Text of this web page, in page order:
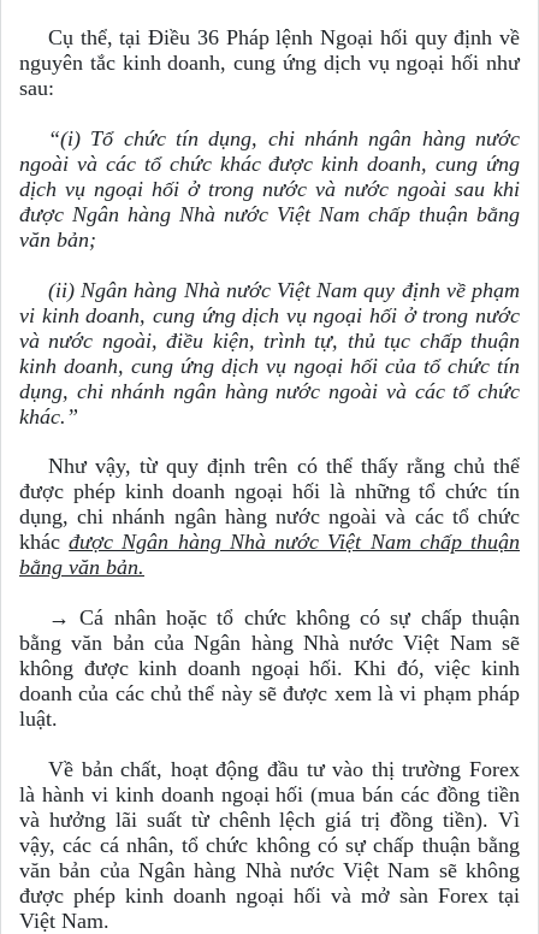
Cụ thể, tại Điều 36 Pháp lệnh Ngoại hối quy định về
nguyên tắc kinh doanh, cung ứng dịch vụ ngoại hối như
sau:
“(i) Tổ chức tín dụng, chi nhánh ngân hàng nước
ngoài và các tổ chức khác được kinh doanh, cung ứng
dịch vụ ngoại hối ở trong nước và nước ngoài sau khi
được Ngân hàng Nhà nước Việt Nam chấp thuận bằng
văn bản;
(ii) Ngân hàng Nhà nước Việt Nam quy định về phạm
vi kinh doanh, cung ứng dịch vụ ngoại hối ở trong nước
và nước ngoài, điều kiện, trình tự, thủ tục chấp thuận
kinh doanh, cung ứng dịch vụ ngoại hối của tổ chức tín
dụng, chi nhánh ngân hàng nước ngoài và các tổ chức
khác.”
Như vậy, từ quy định trên có thể thấy rằng chủ thể
được phép kinh doanh ngoại hối là những tổ chức tín
dụng, chi nhánh ngân hàng nước ngoài và các tổ chức
khácđược Ngân hàng Nhà nước Việt Nam chấp thuận
bằng văn bản.
→ Cá nhân hoặc tổ chức không có sự chấp thuận
bằng văn bản của Ngân hàng Nhà nước Việt Nam sẽ
không được kinh doanh ngoại hối. Khi đó, việc kinh
doanh của các chủ thể này sẽ được xem là vi phạm pháp
luật.
Về bản chất, hoạt động đầu tư vào thị trường Forex
là hành vi kinh doanh ngoại hối (mua bán các đồng tiền
và hưởng lãi suất từ chênh lệch giá trị đồng tiền). Vì
vậy, các cá nhân, tổ chức không có sự chấp thuận bằng
văn bản của Ngân hàng Nhà nước Việt Nam sẽ không
được phép kinh doanh ngoại hối và mở sàn Forex tại
Việt Nam.